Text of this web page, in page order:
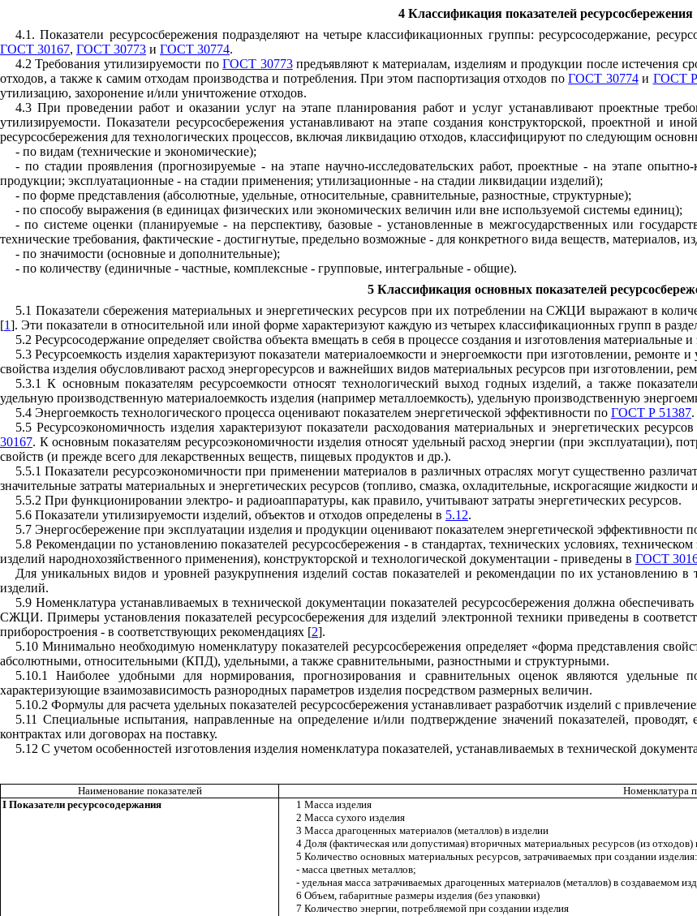
4 Классификация показателей ресурсосбережения
4.1. Показатели ресурсосбережения подразделяют на четыре классификационных группы: ресурсосодержание,
ГОСТ 30167, ГОСТ 30773 и ГОСТ 30774.
4.2 Требования утилизируемости поГОСТ 30773предъявляют к материалам, изделиям и продукции после истечения
отходов, а также к самим отходам производства и потребления. При этом паспортизация отходов поГОСТ 30774и ГОСТ Р
утилизацию, захоронение и/или уничтожение отходов.
4.3 При проведении работ и оказании услуг на этапе планирования работ и услуг устанавливают проектные
утилизируемости. Показатели ресурсосбережения устанавливают на этапе создания конструкторской, проектной и
ресурсосбережения для технологических процессов, включая ликвидацию отходов, классифицируют по следующим
- по видам (технические и экономические);
- по стадии проявления (прогнозируемые - на этапе научно-исследовательских работ, проектные - на этапе
продукции; эксплуатационные - на стадии применения; утилизационные - на стадии ликвидации изделий);
- по форме представления (абсолютные, удельные, относительные, сравнительные, разностные, структурные);
- по способу выражения (в единицах физических или экономических величин или вне используемой системы единиц);
- по системе оценки (планируемые - на перспективу, базовые - установленные в межгосударственных или
технические требования, фактические - достигнутые, предельно возможные - для конкретного вида веществ, материалов,
- по значимости (основные и дополнительные);
- по количеству (единичные - частные, комплексные - групповые, интегральные - общие).
5 Классификация основных показателей
5.1 Показатели сбережения материальных и энергетических ресурсов при их потреблении на СЖЦИ выражают в
[1]. Эти показатели в относительной или иной форме характеризуют каждую из четырех классификационных групп в
5.2 Ресурсосодержание определяет свойства объекта вмещать в себя в процессе создания и изготовления материальные и
5.3 Ресурсоемкость изделия характеризуют показатели материалоемкости и энергоемкости при изготовлении, ремонте
свойства изделия обусловливают расход энергоресурсов и важнейших видов материальных ресурсов при изготовлении,
5.3.1 К основным показателям ресурсоемкости относят технологический выход годных изделий, а также
удельную производственную материалоемкость изделия (например металлоемкость), удельную производственную
5.4 Энергоемкость технологического процесса оценивают показателем энергетической эффективности по ГОСТ Р 51387.
5.5 Ресурсоэкономичность изделия характеризуют показатели расходования материальных и энергетических
30167. К основным показателям ресурсоэкономичности изделия относят удельный расход энергии (при эксплуатации),
свойств (и прежде всего для лекарственных веществ, пищевых продуктов и др.).
5.5.1 Показатели ресурсоэкономичности при применении материалов в различных отраслях могут существенно
значительные затраты материальных и энергетических ресурсов (топливо, смазка, охладительные, искрогасящие
5.5.2 При функционировании электро- и радиоаппаратуры, как правило, учитывают затраты энергетических ресурсов.
5.6 Показатели утилизируемости изделий, объектов и отходов определены в 5.12.
5.7 Энергосбережение при эксплуатации изделия и продукции оценивают показателем энергетической эффективности
5.8 Рекомендации по установлению показателей ресурсосбережения - в стандартах, технических условиях,
изделий народнохозяйственного применения), конструкторской и технологической документации - приведены в ГОСТ
Для уникальных видов и уровней разукрупнения изделий состав показателей и рекомендации по их установлению в
изделий.
5.9 Номенклатура устанавливаемых в технической документации показателей ресурсосбережения должна
СЖЦИ. Примеры установления показателей ресурсосбережения для изделий электронной техники приведены в
приборостроения - в соответствующих рекомендациях [2].
5.10 Минимально необходимую номенклатуру показателей ресурсосбережения определяет «форма представления
абсолютными, относительными (КПД), удельными, а также сравнительными, разностными и структурными.
5.10.1 Наиболее удобными для нормирования, прогнозирования и сравнительных оценок являются удельные
характеризующие взаимозависимость разнородных параметров изделия посредством размерных величин.
5.10.2 Формулы для расчета удельных показателей ресурсосбережения устанавливает разработчик изделий с
5.11 Специальные испытания, направленные на определение и/или подтверждение значений показателей,
контрактах или договорах на поставку.
5.12 С учетом особенностей изготовления изделия номенклатура показателей, устанавливаемых в технической
Наименование показателей
Номенклатура
I Показатели ресурсосодержания
1 Масса изделия
2 Масса сухого изделия
3 Масса драгоценных материалов (металлов) в изделии
4 Доля (фактическая или допустимая) вторичных материальных ресурсов (из отходов)
5 Количество основных материальных ресурсов, затрачиваемых при создании изделия:
- масса цветных металлов;
- удельная масса затрачиваемых драгоценных материалов (металлов) в создаваемом
6 Объем, габаритные размеры изделия (без упаковки)
7 Количество энергии, потребляемой при создании изделия